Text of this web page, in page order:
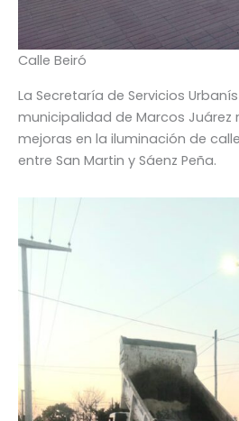
Calle Beiró
La Secretaría de Servicios
municipalidad de Marcos Juárez
mejoras en la iluminación de
entre San Martin y Sáenz Peña.